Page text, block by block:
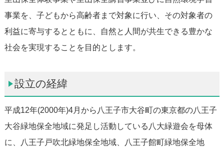
事業を、子どもから高齢者まで対象に行い、その対象者の
利益に寄与するとともに、自然と人間が共生できる豊かな
社会を実現することを目的とします。
設立の経緯
平成12年(2000年)4月から八王子市大谷町の東京都の八王子
大谷緑地保全地域に発足し活動している八大緑遊会を母体
に、八王子戸吹北緑地保全地域、八王子館町緑地保全地